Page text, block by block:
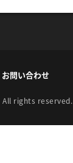
お問い合わせ
All rights reserved.